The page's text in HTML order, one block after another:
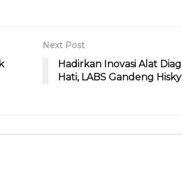
Next Post
Hadirkan Inovasi Alat
Hati, LABS Gandeng